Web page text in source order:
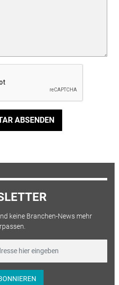
ABSENDEN
keine Branchen-News mehr